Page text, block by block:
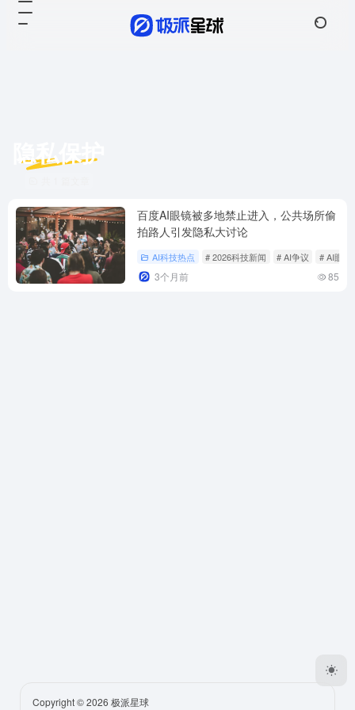
隐私保护
百度AI眼镜被多地禁止进入，公共场所偷
拍路人引发隐私大讨论
AI科技热点 # 2026科技新闻 # AI争议 # AI眼镜
3个月前 85
Copyright © 2026 极派星球